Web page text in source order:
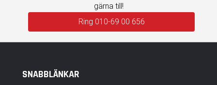
gärna till!
Ring 010-69 00 656
SNABBLÄNKAR